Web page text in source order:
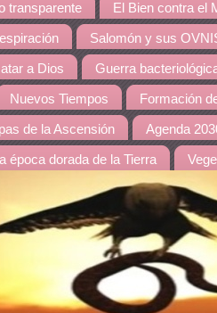
transparente El Bien contra el
Salomón y sus
a Dios Guerra
Nuevos Tiempos Formación
de la Ascensión Agenda
La época dorada de la Tierra